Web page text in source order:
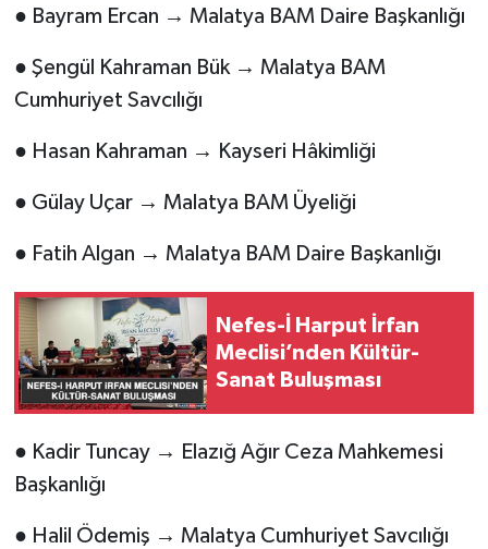
● Bayram Ercan → Malatya BAM Daire Başkanlığı
● Şengül Kahraman Bük → Malatya BAM
Cumhuriyet Savcılığı
● Hasan Kahraman → Kayseri Hâkimliği
● Gülay Uçar → Malatya BAM Üyeliği
● Fatih Algan → Malatya BAM Daire Başkanlığı
Nefes-İ Harput İrfan
Meclisi’nden Kültür-
Sanat Buluşması
● Kadir Tuncay → Elazığ Ağır Ceza Mahkemesi
Başkanlığı
● Halil Ödemiş → Malatya Cumhuriyet Savcılığı